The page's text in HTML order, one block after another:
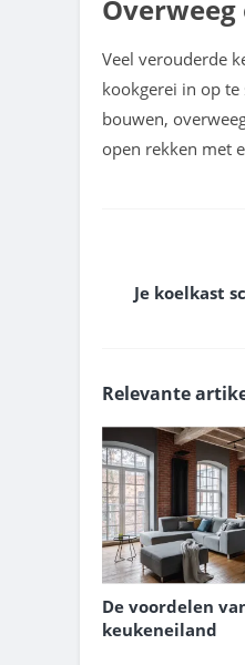
Veel verouderde
kookgerei in op
bouwen,
open rekken met
Je koelkast
Relevante
De voordelen
keukeneiland